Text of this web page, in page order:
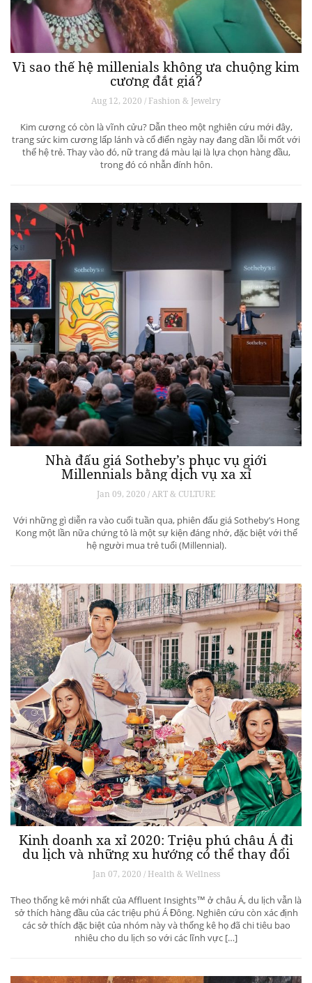
Vì sao thế hệ millenials không ưa chuộng kim
cương đắt giá?
Aug 12, 2020 / Fashion & Jewelry
Kim cương có còn là vĩnh cửu? Dẫn theo một nghiên cứu mới đây,
trang sức kim cương lấp lánh và cổ điển ngày nay đang dần lỗi mốt với
thế hệ trẻ. Thay vào đó, nữ trang đá màu lại là lựa chọn hàng đầu,
trong đó có nhẫn đính hôn.
Nhà đấu giá Sotheby’s phục vụ giới
Millennials bằng dịch vụ xa xỉ
Jan 09, 2020 / ART & CULTURE
Với những gì diễn ra vào cuối tuần qua, phiên đấu giá Sotheby’s Hong
Kong một lần nữa chứng tỏ là một sự kiện đáng nhớ, đặc biệt với thế
hệ người mua trẻ tuổi (Millennial).
Kinh doanh xa xỉ 2020: Triệu phú châu Á đi
du lịch và những xu hướng có thể thay đổi
ngành du lịch thượng lưu
Jan 07, 2020 / Health & Wellness
Theo thống kê mới nhất của Affluent Insights™ ở châu Á, du lịch vẫn là
sở thích hàng đầu của các triệu phú Á Đông. Nghiên cứu còn xác định
các sở thích đặc biệt của nhóm này và thống kê họ đã chi tiêu bao
nhiêu cho du lịch so với các lĩnh vực […]